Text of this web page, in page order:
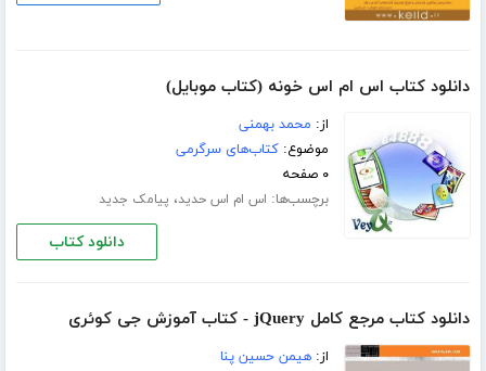
دانلود کتاب اس ام اس خونه (کتاب موبایل)
از: محمد بهمنی
موضوع:کتاب‌های سرگرمی
۰ صفحه
برچسب‌ها: اس ام اس حدید، پیامک جدید
دانلود کتاب
دانلود کتاب مرجع کامل jQuery - کتاب آموزش جی کوئری
از:هیمن حسین پنا